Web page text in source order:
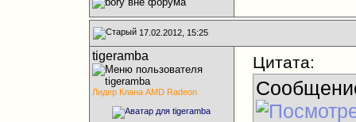
17.02.2012, 15:25
tigeramba
Лидер Клана AMD Radeon
Цитата: